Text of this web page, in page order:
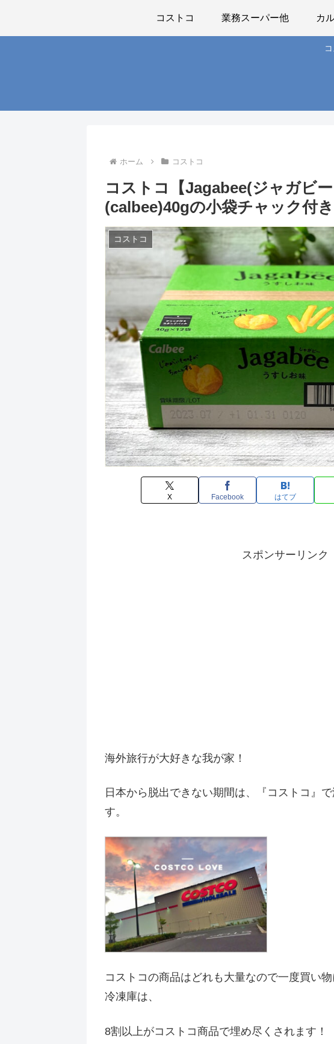
コストコ 業務スーパー他 カ
ホーム コストコ
コストコ【Jagabee(ジャガビ
(calbee)40gの小袋チャック付
コストコ
X Facebook はてブ
スポンサーリンク
海外旅行が大好きな我が家！
日本から脱出できない期間は、『コストコ』
す。
コストコの商品はどれも大量なので一度買い
冷凍庫は、
8割以上がコストコ商品で埋め尽くされます！